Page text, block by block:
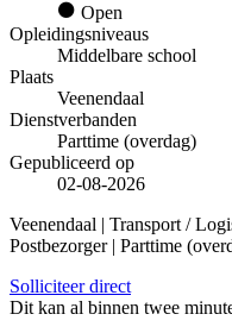
Open
Opleidingsniveaus
Middelbare school
Plaats
Veenendaal
Dienstverbanden
Parttime (overdag)
Gepubliceerd op
02-08-2026
Veenendaal | Transport /
Postbezorger | Parttime
Solliciteer direct
Dit kan al binnen twee